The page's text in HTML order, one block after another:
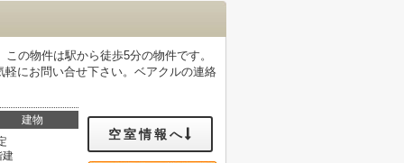
の物件は駅から徒歩5分の物件です。
にお問い合せ下さい。ベアクルの連絡
建物
建
空室情報へ